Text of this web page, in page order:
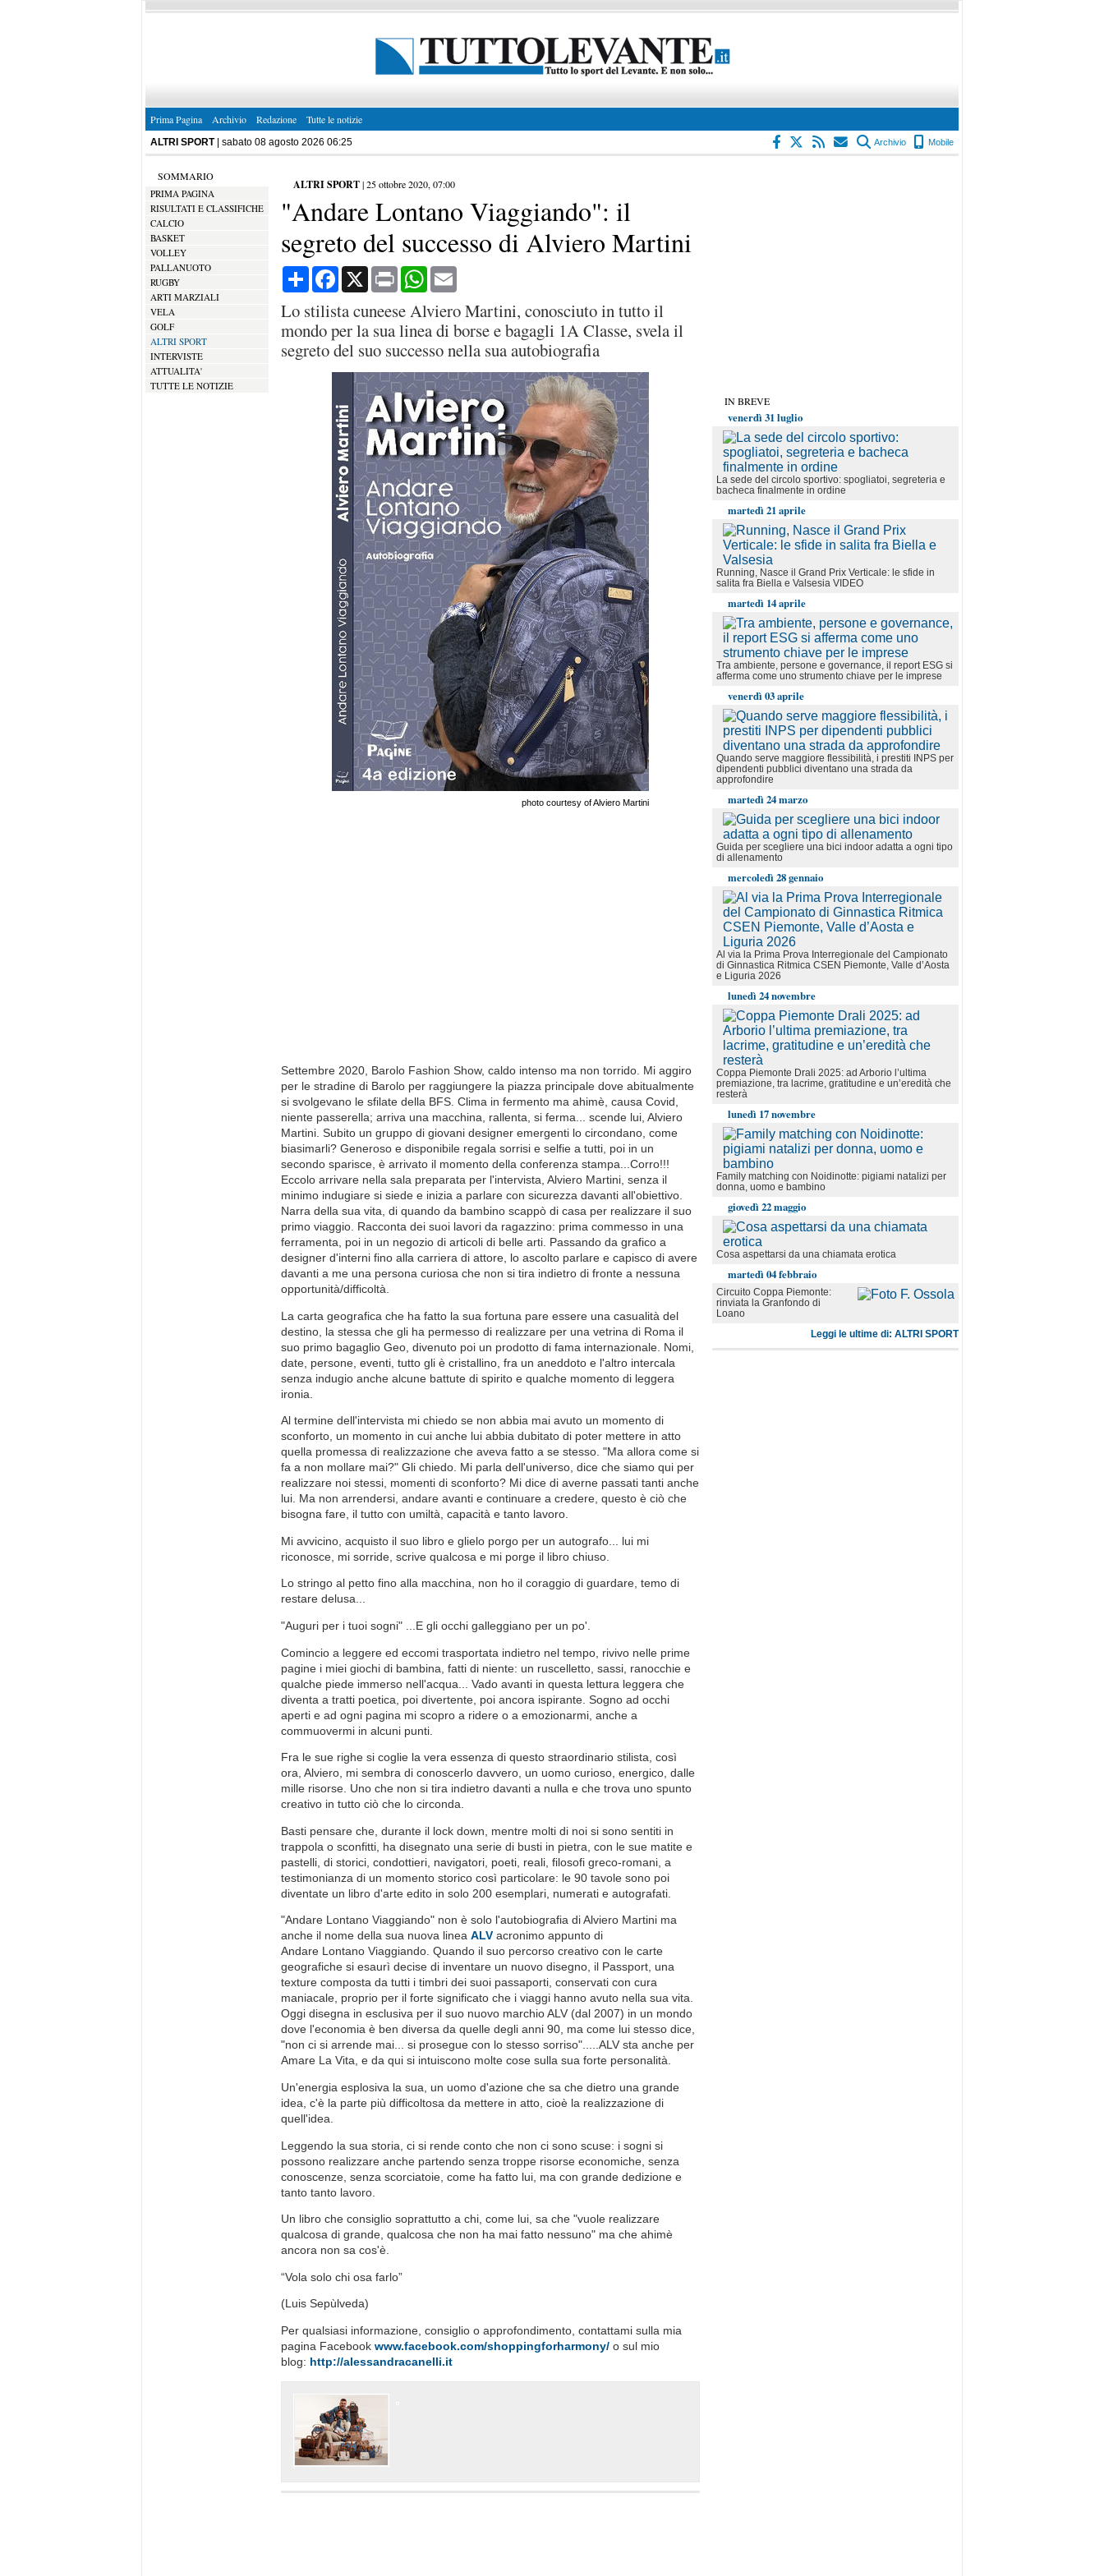
Prima Pagina Archivio Redazione Tutte le notizie
ALTRI SPORT| sabato 08 agosto 2026 06:25 Archivio Mobile
SOMMARIO
PRIMA PAGINA
RISULTATI E CLASSIFICHE
CALCIO
BASKET
VOLLEY
PALLANUOTO
RUGBY
ARTI MARZIALI
VELA
GOLF
ALTRI SPORT
INTERVISTE
ATTUALITA'
TUTTE LE NOTIZIE
ALTRI SPORT|25 ottobre 2020, 07:00
"Andare Lontano Viaggiando": il
segreto del successo di Alviero Martini
CondividiFacebook
X Print WhatsApp
Lo stilista cuneese Alviero Martini, conosciuto in tutto il
mondo per la sua linea di borse e bagagli 1A Classe, svela il
segreto del suo successo nella sua autobiografia
photo courtesy of Alviero Martini
Settembre 2020, Barolo Fashion Show, caldo intenso ma non torrido. Mi aggiro
per le stradine di Barolo per raggiungere la piazza principale dove abitualmente
si svolgevano le sfilate della BFS. Clima in fermento ma ahimè, causa Covid,
niente passerella; arriva una macchina, rallenta, si ferma... scende lui, Alviero
Martini. Subito un gruppo di giovani designer emergenti lo circondano, come
biasimarli? Generoso e disponibile regala sorrisi e selfie a tutti, poi in un
secondo sparisce, è arrivato il momento della conferenza stampa...Corro!!!
Eccolo arrivare nella sala preparata per l'intervista, Alviero Martini, senza il
minimo indugiare si siede e inizia a parlare con sicurezza davanti all'obiettivo.
Narra della sua vita, di quando da bambino scappò di casa per realizzare il suo
primo viaggio. Racconta dei suoi lavori da ragazzino: prima commesso in una
ferramenta, poi in un negozio di articoli di belle arti. Passando da grafico a
designer d'interni fino alla carriera di attore, lo ascolto parlare e capisco di avere
davanti a me una persona curiosa che non si tira indietro di fronte a nessuna
opportunità/difficoltà.
La carta geografica che ha fatto la sua fortuna pare essere una casualità del
destino, la stessa che gli ha permesso di realizzare per una vetrina di Roma il
suo primo bagaglio Geo, divenuto poi un prodotto di fama internazionale. Nomi,
date, persone, eventi, tutto gli è cristallino, fra un aneddoto e l'altro intercala
senza indugio anche alcune battute di spirito e qualche momento di leggera
ironia.
Al termine dell'intervista mi chiedo se non abbia mai avuto un momento di
sconforto, un momento in cui anche lui abbia dubitato di poter mettere in atto
quella promessa di realizzazione che aveva fatto a se stesso. "Ma allora come si
fa a non mollare mai?" Gli chiedo. Mi parla dell'universo, dice che siamo qui per
realizzare noi stessi, momenti di sconforto? Mi dice di averne passati tanti anche
lui. Ma non arrendersi, andare avanti e continuare a credere, questo è ciò che
bisogna fare, il tutto con umiltà, capacità e tanto lavoro.
Mi avvicino, acquisto il suo libro e glielo porgo per un autografo... lui mi
riconosce, mi sorride, scrive qualcosa e mi porge il libro chiuso.
Lo stringo al petto fino alla macchina, non ho il coraggio di guardare, temo di
restare delusa...
"Auguri per i tuoi sogni" ...E gli occhi galleggiano per un po'.
Comincio a leggere ed eccomi trasportata indietro nel tempo, rivivo nelle prime
pagine i miei giochi di bambina, fatti di niente: un ruscelletto, sassi, ranocchie e
qualche piede immerso nell'acqua... Vado avanti in questa lettura leggera che
diventa a tratti poetica, poi divertente, poi ancora ispirante. Sogno ad occhi
aperti e ad ogni pagina mi scopro a ridere o a emozionarmi, anche a
commuovermi in alcuni punti.
Fra le sue righe si coglie la vera essenza di questo straordinario stilista, così
ora, Alviero, mi sembra di conoscerlo davvero, un uomo curioso, energico, dalle
mille risorse. Uno che non si tira indietro davanti a nulla e che trova uno spunto
creativo in tutto ciò che lo circonda.
Basti pensare che, durante il lock down, mentre molti di noi si sono sentiti in
trappola o sconfitti, ha disegnato una serie di busti in pietra, con le sue matite e
pastelli, di storici, condottieri, navigatori, poeti, reali, filosofi greco-romani, a
testimonianza di un momento storico così particolare: le 90 tavole sono poi
diventate un libro d'arte edito in solo 200 esemplari, numerati e autografati.
"Andare Lontano Viaggiando" non è solo l'autobiografia di Alviero Martini ma
anche il nome della sua nuova linea ALV acronimo appunto di
Andare Lontano Viaggiando. Quando il suo percorso creativo con le carte
geografiche si esaurì decise di inventare un nuovo disegno, il Passport, una
texture composta da tutti i timbri dei suoi passaporti, conservati con cura
maniacale, proprio per il forte significato che i viaggi hanno avuto nella sua vita.
Oggi disegna in esclusiva per il suo nuovo marchio ALV (dal 2007) in un mondo
dove l'economia è ben diversa da quelle degli anni 90, ma come lui stesso dice,
"non ci si arrende mai... si prosegue con lo stesso sorriso".....ALV sta anche per
Amare La Vita, e da qui si intuiscono molte cose sulla sua forte personalità.
Un'energia esplosiva la sua, un uomo d'azione che sa che dietro una grande
idea, c'è la parte più difficoltosa da mettere in atto, cioè la realizzazione di
quell'idea.
Leggendo la sua storia, ci si rende conto che non ci sono scuse: i sogni si
possono realizzare anche partendo senza troppe risorse economiche, senza
conoscenze, senza scorciatoie, come ha fatto lui, ma con grande dedizione e
tanto tanto lavoro.
Un libro che consiglio soprattutto a chi, come lui, sa che "vuole realizzare
qualcosa di grande, qualcosa che non ha mai fatto nessuno" ma che ahimè
ancora non sa cos'è.
“Vola solo chi osa farlo”
(Luis Sepùlveda)
Per qualsiasi informazione, consiglio o approfondimento, contattami sulla mia
pagina Facebook www.facebook.com/shoppingforharmony/ o sul mio
blog: http://alessandracanelli.it
IN BREVE
venerdì 31 luglio
La sede del circolo sportivo: spogliatoi, segreteria e
bacheca finalmente in ordine
martedì 21 aprile
Running, Nasce il Grand Prix Verticale: le sfide in
salita fra Biella e Valsesia VIDEO
martedì 14 aprile
Tra ambiente, persone e governance, il report ESG si
afferma come uno strumento chiave per le imprese
venerdì 03 aprile
Quando serve maggiore flessibilità, i prestiti INPS per
dipendenti pubblici diventano una strada da
approfondire
martedì 24 marzo
Guida per scegliere una bici indoor adatta a ogni tipo
di allenamento
mercoledì 28 gennaio
Al via la Prima Prova Interregionale del Campionato
di Ginnastica Ritmica CSEN Piemonte, Valle d’Aosta
e Liguria 2026
lunedì 24 novembre
Coppa Piemonte Drali 2025: ad Arborio l’ultima
premiazione, tra lacrime, gratitudine e un’eredità che
resterà
lunedì 17 novembre
Family matching con Noidinotte: pigiami natalizi per
donna, uomo e bambino
giovedì 22 maggio
Cosa aspettarsi da una chiamata erotica
martedì 04 febbraio
Circuito Coppa Piemonte:
rinviata la Granfondo di
Loano
Leggi le ultime di: ALTRI SPORT